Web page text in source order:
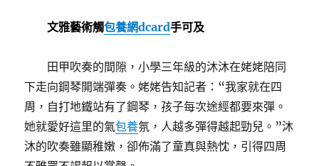
文雅藝術觸包養網dcard手可及
田甲吹奏的間隙，小學三年級的沐沐在姥姥陪同
下走向鋼琴開端彈奏。姥姥告知記者：“我家就在四
周，自打地鐵站有了鋼琴，孩子每次途經都要來彈。
她就愛好這里的氣包養氛，人越多彈得越起勁兒。”沐
沐的吹奏雖顯稚嫩，卻佈滿了童真與熱忱，引得四周